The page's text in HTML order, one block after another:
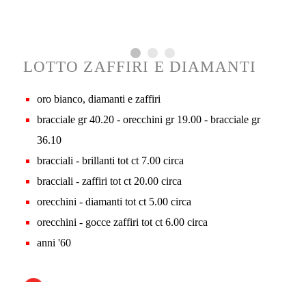
LOTTO ZAFFIRI E DIAMANTI
oro bianco, diamanti e zaffiri
bracciale gr 40.20 - orecchini gr 19.00 - bracciale gr
36.10
bracciali - brillanti tot ct 7.00 circa
bracciali - zaffiri tot ct 20.00 circa
orecchini - diamanti tot ct 5.00 circa
orecchini - gocce zaffiri tot ct 6.00 circa
anni '60